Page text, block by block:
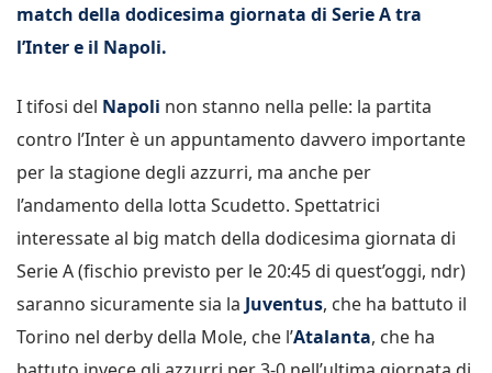
match della dodicesima giornata di Serie A tra
l’Inter e il Napoli.
I tifosi del Napoli non stanno nella pelle: la partita
contro l’Inter è un appuntamento davvero importante
per la stagione degli azzurri, ma anche per
l’andamento della lotta Scudetto. Spettatrici
interessate al big match della dodicesima giornata di
Serie A (fischio previsto per le 20:45 di quest’oggi, ndr)
saranno sicuramente sia la Juventus, che ha battuto il
Torino nel derby della Mole, che l’Atalanta, che ha